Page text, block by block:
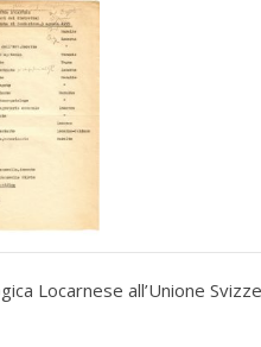
Locarnese all’Unione